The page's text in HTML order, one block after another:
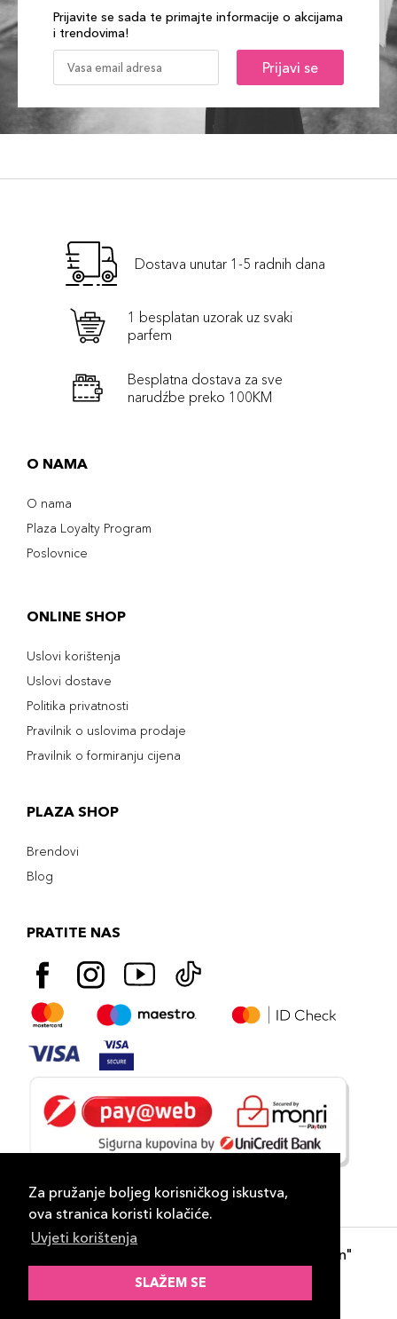
Za pružanje boljeg korisničkog iskustva,
ova stranica koristi kolačiće.
Uvjeti korištenja
SLAŽEM SE
Prijavite se sada te primajte informacije o akcijama
i trendovima!
Prijavi se
Dostava unutar 1-5 radnih dana
1 besplatan uzorak uz svaki
parfem
Besplatna dostava za sve
narudźbe preko 100KM
O NAMA
O nama
Plaza Loyalty Program
Poslovnice
ONLINE SHOP
Uslovi korištenja
Uslovi dostave
Politika privatnosti
Pravilnik o uslovima prodaje
Pravilnik o formiranju cijena
PLAZA SHOP
Brendovi
Blog
PRATITE NAS
- "DP Lux Distribution"
d.o.o. Banja Luka
ID-S Consulting d.o.o. Sarajevo